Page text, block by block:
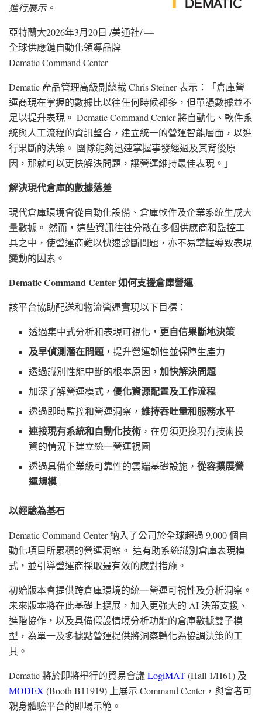
進行展示。
亞特蘭大2026年3月20日 /美通社/ —
全球供應鏈自動化領導品牌
Dematic Command Center
Dematic 產品管理高級副總裁 Chris Steiner 表示：「倉庫營
運商現在掌握的數據比以往任何時候都多，但單憑數據並不
足以提升表現。 Dematic Command Center 將自動化、軟件系
統與人工流程的資訊整合，建立統一的營運智能層面，以進
行果斷的決策。 團隊能夠迅速掌握事發經過及其背後原
因，那就可以更快解決問題，讓營運維持最佳表現。」
解決現代倉庫的數據落差
現代倉庫環境會從自動化設備、倉庫軟件及企業系統生成大
量數據。 然而，這些資訊往往分散在多個供應商和監控工
具之中，使營運商難以快速診斷問題，亦不易掌握導致表現
變動的因素。
Dematic Command Center 如何支援倉庫營運
該平台協助配送和物流營運實現以下目標：
透過集中式分析和表現可視化， 更自信果斷地決策
及早偵測潛在問題 ，提升營運韌性並保障生產力
透過識別性能中斷的根本原因，加快解決問題
加深了解營運模式，優化資源配置及工作流程
透過即時監控和營運洞察，維持吞吐量和服務水平
連接現有系統和自動化技術 ，在毋須更換現有技術投
資的情況下建立統一營運視圖
透過具備企業級可靠性的雲端基礎設施，從容擴展營
運規模
以經驗為基石
Dematic Command Center 納入了公司於全球超過 9,000 個自
動化項目所累積的營運洞察。 這有助系統識別倉庫表現模
式，並引導營運商採取最有效的應對措施。
初始版本會提供跨倉庫環境的統一營運可視性及分析洞察。
未來版本將在此基礎上擴展，加入更強大的 AI 決策支援、
進階協作，以及具備假設情境分析功能的倉庫數據雙子模
型，為單一及多據點營運提供將洞察轉化為協調決策的工
具。
Dematic 將於即將舉行的貿易會議LogiMAT(Hall 1/H61) 及
MODEX (Booth B11919) 上展示 Command Center，與會者可
親身體驗平台的即場示範。